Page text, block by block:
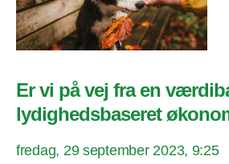
Er vi på vej fra en
lydighedsbaseret
fredag, 29 september 2023, 9:25